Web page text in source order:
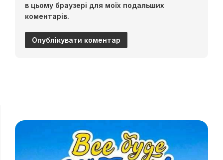
в цьому браузері для моїх подальших
коментарів.